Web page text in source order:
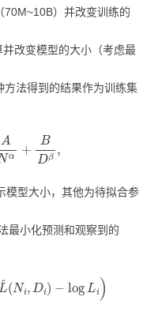
）并改变训练的
改变模型的大小（考虑最
法得到的结果作为训练集
α β,
模型大小，其他为待拟合参
最小化预测和观察到的
δ log